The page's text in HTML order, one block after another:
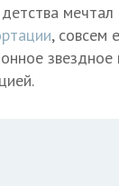
, совсем
звездное